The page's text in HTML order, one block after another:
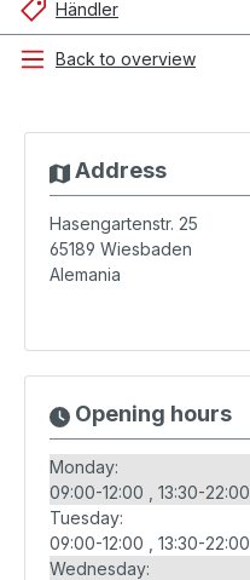
Händler
Back to overview
Address
Hasengartenstr. 25
65189 Wiesbaden
Alemania
Opening hours
Monday:
09:00-12:00
13:30-22:00
Tuesday:
09:00-12:00
13:30-22:00
Wednesday: